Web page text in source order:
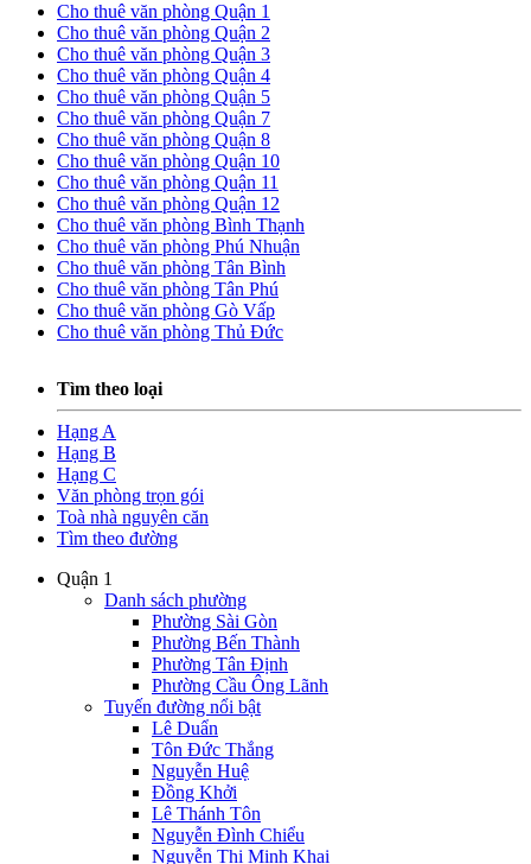
Cho thuê văn phòng Quận 1
Cho thuê văn phòng Quận 2
Cho thuê văn phòng Quận 3
Cho thuê văn phòng Quận 4
Cho thuê văn phòng Quận 5
Cho thuê văn phòng Quận 7
Cho thuê văn phòng Quận 8
Cho thuê văn phòng Quận 10
Cho thuê văn phòng Quận 11
Cho thuê văn phòng Quận 12
Cho thuê văn phòng Bình Thạnh
Cho thuê văn phòng Phú Nhuận
Cho thuê văn phòng Tân Bình
Cho thuê văn phòng Tân Phú
Cho thuê văn phòng Gò Vấp
Cho thuê văn phòng Thủ Đức
Tìm theo loại
Hạng A
Hạng B
Hạng C
Văn phòng trọn gói
Toà nhà nguyên căn
Tìm theo đường
Quận 1
Danh sách phường
Phường Sài Gòn
Phường Bến Thành
Phường Tân Định
Phường Cầu Ông Lãnh
Tuyến đường nổi bật
Lê Duẩn
Tôn Đức Thắng
Nguyễn Huệ
Đồng Khởi
Lê Thánh Tôn
Nguyễn Đình Chiểu
Nguyễn Thị Minh Khai